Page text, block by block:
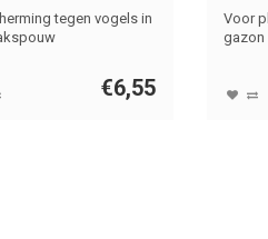
tegen vogels in
€6,55
Voor
gazon